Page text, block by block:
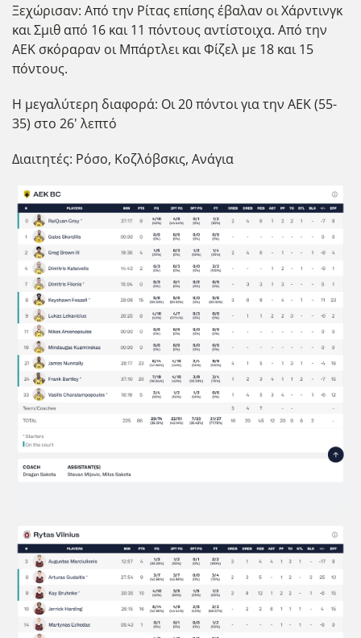
Ξεχώρισαν: Από την Ρίτας επίσης έβαλαν οι Χάρντινγκ
και Σμιθ από 16 και 11 πόντους αντίστοιχα. Από την
ΑΕΚ σκόραραν οι Μπάρτλει και Φίζελ με 18 και 15
πόντους.
Η μεγαλύτερη διαφορά: Οι 20 πόντοι για την ΑΕΚ (55-
35) στο 26' λεπτό
Διαιτητές: Ρόσο, Κοζλόβσκις, Ανάγια